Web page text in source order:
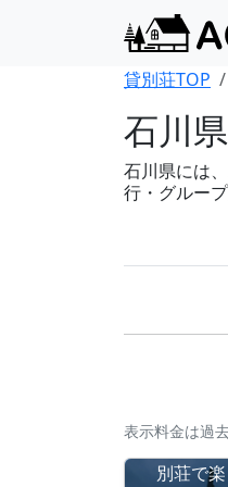
貸別荘TOP
石川
石川県には
行・グルー
表示料金は過
別荘で